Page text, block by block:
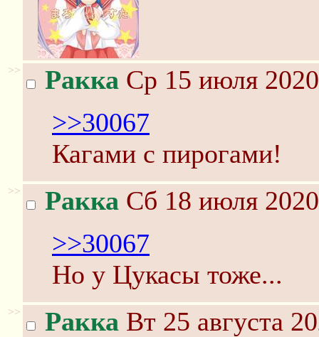
>> Ракка Ср 15 июля
>>30067
Кагами с пирогами!
>> Ракка Сб 18 июля
>>30067
Но у Цукасы тоже...
>> Ракка Вт 25 августа